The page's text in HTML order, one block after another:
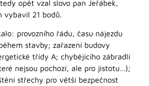
opět vzal slovo pan Jeřábek,
vybavil 21 bodů.
provozního řádu, času nájezdu
stavby; zařazení budovy
třídy A; chybějícího zábradlí
nejsou pochozí, ale pro jistotu…);
střechy pro větší bezpečnost